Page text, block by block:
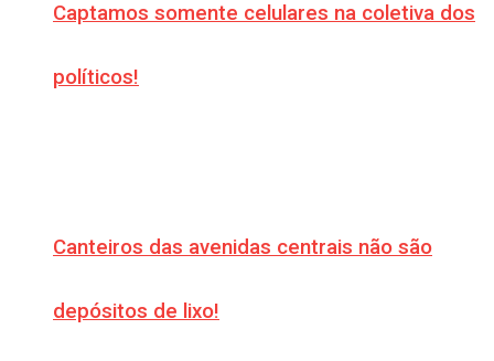
Captamos somente celulares na coletiva dos
políticos!
Canteiros das avenidas centrais não são
depósitos de lixo!